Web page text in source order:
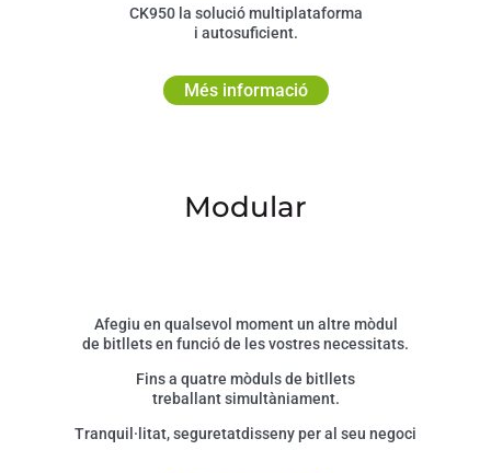
CK950 la solució multiplataforma
i autosuficient.
Més informació
Modular
Afegiu en qualsevol moment un altre mòdul
de bitllets en funció de les vostres necessitats.
Fins a quatre mòduls de bitllets
treballant simultàniament.
Tranquil·litat, seguretatdisseny per al seu negoci